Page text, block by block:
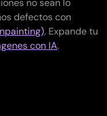
defectos con
. Expande tu
con IA.